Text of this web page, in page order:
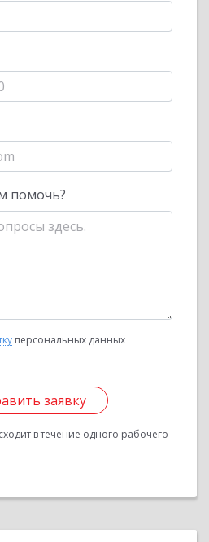
помочь?
персональных данных
заявку
в течение одного рабочего